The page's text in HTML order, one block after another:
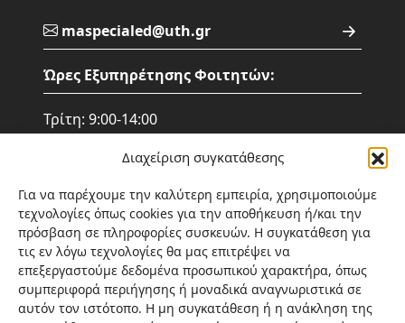
Διαχείριση συγκατάθεσης
Για να παρέχουμε την καλύτερη εμπειρία, χρησιμοποιούμε
τεχνολογίες όπως cookies για την αποθήκευση ή/και την
πρόσβαση σε πληροφορίες συσκευών. Η συγκατάθεση για
τις εν λόγω τεχνολογίες θα μας επιτρέψει να
επεξεργαστούμε δεδομένα προσωπικού χαρακτήρα, όπως
συμπεριφορά περιήγησης ή μοναδικά αναγνωριστικά σε
αυτόν τον ιστότοπο. Η μη συγκατάθεση ή η ανάκληση της
maspecialed@uth.gr
Ώρες Εξυπηρέτησης Φοιτητών:
Τρίτη: 9:00-14:00
Τετάρτη: 9:00-14:00
Πέμπτη: 9:00- 14:00
Παρασκευή: 15:00 – 20:00
Σάββατο: 9:00 - 14:00
Σημείωση: Η επικοινωνία γίνεται
αποκλειστικά τις ώρες που αναφέρονται
παραπάνω ή ηλεκτρονικά.